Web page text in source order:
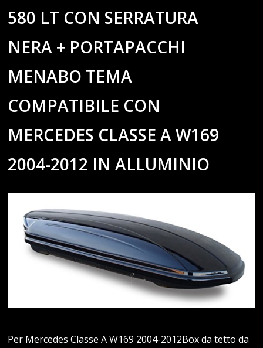
580 LT CON SERRATURA
NERA + PORTAPACCHI
MENABO TEMA
COMPATIBILE CON
MERCEDES CLASSE A W169
2004-2012 IN ALLUMINIO
Per Mercedes Classe A W169 2004-2012Box da tetto da